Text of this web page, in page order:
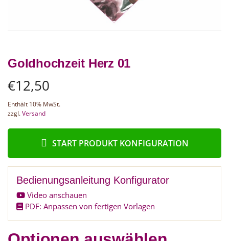
Goldhochzeit Herz 01
€12,50
Enthält 10% MwSt.
zzgl.Versand
START PRODUKT KONFIGURATION
Bedienungsanleitung Konfigurator
Video anschauen
PDF: Anpassen von fertigen Vorlagen